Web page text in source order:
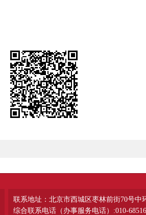
联系地址：北京市西城区枣林前街70号中
综合联系电话（办事服务电话）:010-